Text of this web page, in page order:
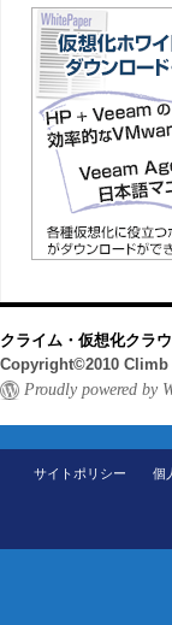
クライム・仮想化クラ
Copyright©2010 Climb
Proudly powered by
サイトポリシー 個